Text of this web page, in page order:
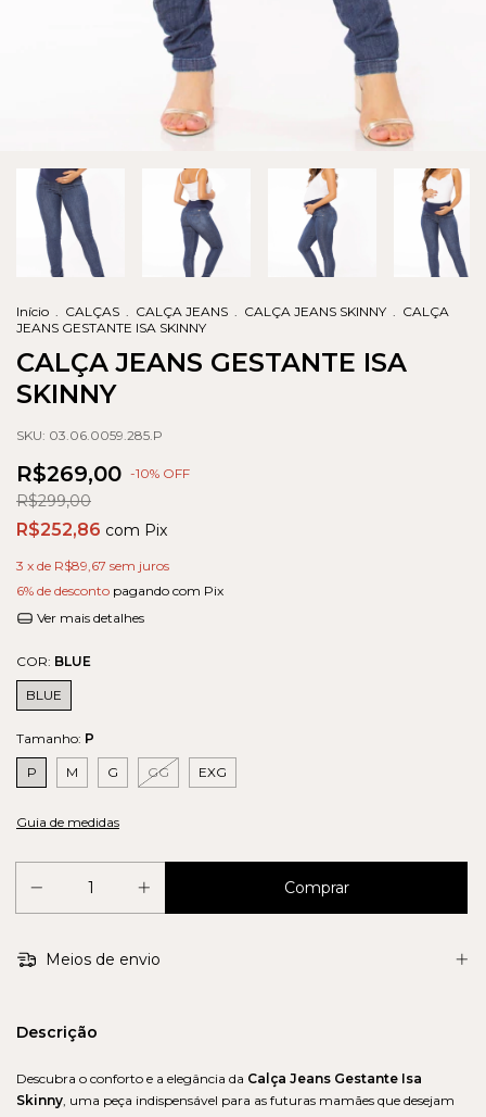
Início . CALÇAS . CALÇA JEANS . CALÇA JEANS SKINNY . CALÇA
JEANS GESTANTE ISA SKINNY
CALÇA JEANS GESTANTE ISA
SKINNY
SKU: 03.06.0059.285.P
R$269,00 -10% OFF
R$299,00
R$252,86 com Pix
3 x de R$89,67 sem juros
6% de desconto pagando com Pix
Ver mais detalhes
COR: BLUE
BLUE
Tamanho: P
P M G GG EXG
Guia de medidas
Meios de envio
Descrição
Descubra o conforto e a elegância da Calça Jeans Gestante Isa
Skinny , uma peça indispensável para as futuras mamães que desejam